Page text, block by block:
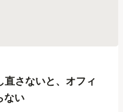
直さないと、オフィ
ない